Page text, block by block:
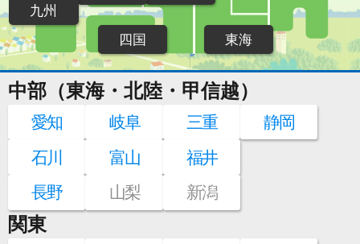
東海
四国
九州
中部（東海・北陸・甲信越）
愛知 岐阜 三重
静岡
石川
富山
福井
長野
山梨 新潟
関東